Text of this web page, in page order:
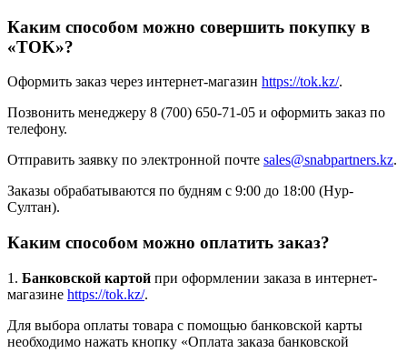
Каким способом можно совершить покупку в
«TOK»?
Оформить заказ через интернет-магазин https://tok.kz/.
Позвонить менеджеру 8 (700) 650-71-05 и оформить заказ по
телефону.
Отправить заявку по электронной почте sales@snabpartners.kz.
Заказы обрабатываются по будням с 9:00 до 18:00 (Нур-
Султан).
Каким способом можно оплатить заказ?
1. Банковской картой при оформлении заказа в интернет-
магазине https://tok.kz/.
Для выбора оплаты товара с помощью банковской карты
необходимо нажать кнопку «Оплата заказа банковской